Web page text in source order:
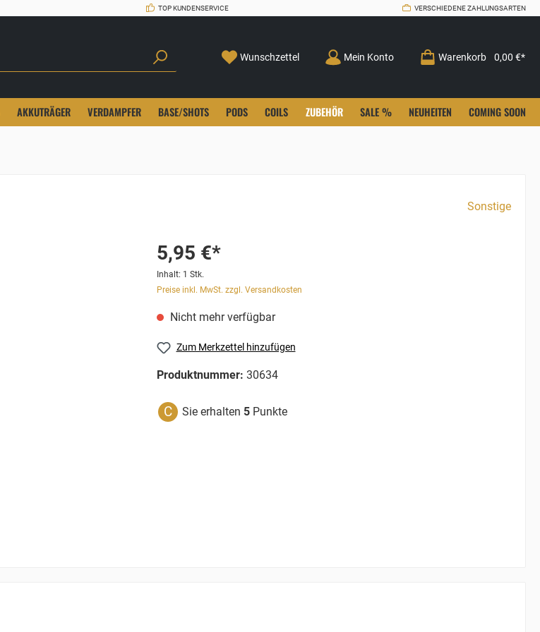
TOP KUNDENSERVICE VERSCHIEDENE ZAHLUNGSARTEN
Wunschzettel Mein Konto Warenkorb 0,00 €*
AKKUTRÄGER VERDAMPFER BASE/SHOTS PODS COILS ZUBEHÖR SALE % NEUHEITEN COMING SOON
Sonstige
5,95 €*
Inhalt: 1 Stk.
Preise inkl. MwSt. zzgl. Versandkosten
Nicht mehr verfügbar
Zum Merkzettel hinzufügen
Produktnummer: 30634
C Sie erhalten 5 Punkte